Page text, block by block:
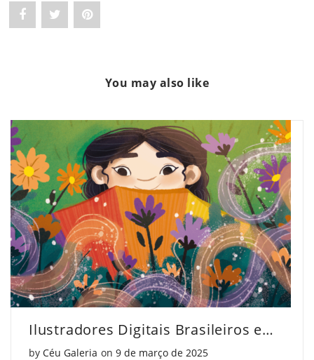
Share
o
fauvismo?
Descubra
Agora"
on
Facebook
Post
foi
o
fauvismo?
Descubra
Agora"
on
Twitter
Pin
o
fauvismo?
Descubra
Agora"
on
Pinterest
You may also like
Ilustradores Digitais Brasileiros em Destaque
by Céu Galeria on Posted on
9 de março de 2025